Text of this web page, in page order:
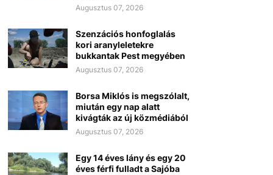
Augusztus 07, 2026
Szenzációs honfoglalás
kori aranyleletekre
bukkantak Pest megyében
Augusztus 07, 2026
Borsa Miklós is megszólalt,
miután egy nap alatt
kivágták az új közmédiából
Augusztus 07, 2026
Egy 14 éves lány és egy 20
éves férfi fulladt a Sajóba